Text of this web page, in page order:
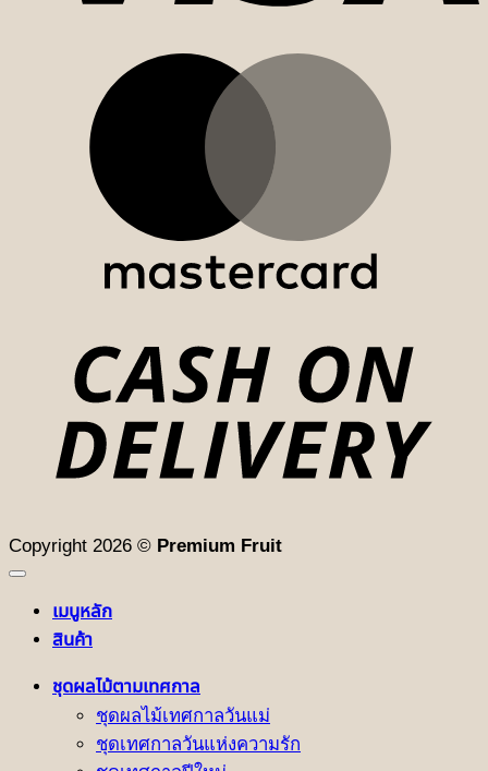
Copyright 2026 © Premium Fruit
เมนูหลัก
สินค้า
ชุดผลไม้ตามเทศกาล
ชุดผลไม้เทศกาลวันแม่
ชุดเทศกาลวันแห่งความรัก